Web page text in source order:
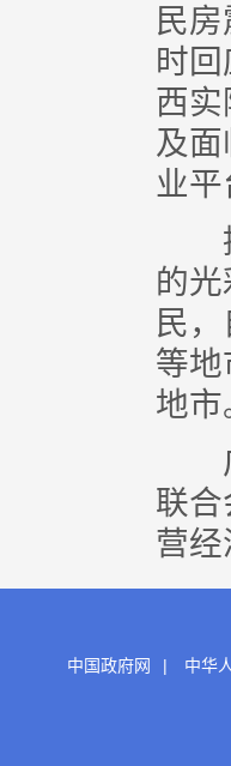
民
时
西
及
业
据
的
民
等
地市
广
联
营
中国政府网 | 中华